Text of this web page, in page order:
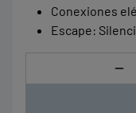
Conexiones
Escape: